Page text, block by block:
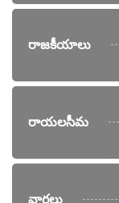
రాజకీయాలు
రాయలసీమ
వార్తలు